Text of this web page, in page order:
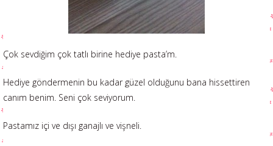
Çok sevdiğim çok tatlı birine hediye pasta’m.
Hediye göndermenin bu kadar güzel olduğunu bana hissettiren
canım benim. Seni çok seviyorum.
Pastamız içi ve dışı ganajlı ve vişneli.